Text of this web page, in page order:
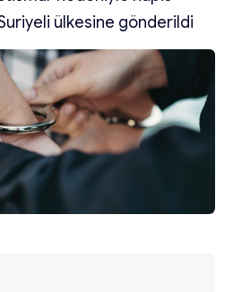
ülkesine gönderildi